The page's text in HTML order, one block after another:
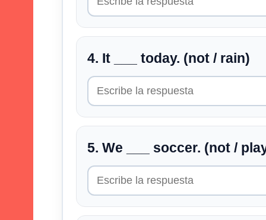
4. It ___ today. (not / rain)
5. We ___ soccer. (not /